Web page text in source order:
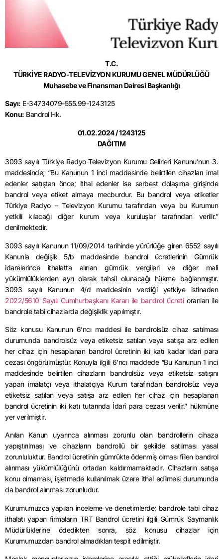
T.C.
TÜRKİYE RADYO-TELEVİZYON KURUMU GENEL MÜDÜRLÜĞÜ
Muhasebe ve Finansman Dairesi Başkanlığı
Sayı: E-34734079-555.99-1243125
Konu: Bandrol Hk.
01.02.2024 / 1243125
DAĞITIM
3093 sayılı Türkiye Radyo-Televizyon Kurumu Gelirleri Kanunu’nun 3.
maddesinde; “Bu Kanunun 1 inci maddesinde belirtilen cihazları imal
edenler satıştan önce; ithal edenler ise serbest dolaşıma girişinde
bandrol veya etiket almaya mecburdur. Bu bandrol veya etiketler
Türkiye Radyo – Televizyon Kurumu tarafından veya bu Kurumun
yetkili kılacağı diğer kurum veya kuruluşlar tarafından verilir.”
denilmektedir.
3093 sayılı Kanunun 11/09/2014 tarihinde yürürlüğe giren 6552 sayılı
Kanunla değişik 5/b maddesinde bandrol ücretlerinin Gümrük
idarelerince ithalatta alınan gümrük vergileri ve diğer mali
yükümlülüklerden ayrı olarak tahsil olunacağı hükme bağlanmıştır.
3093 sayılı Kanunun 4/d maddesinin verdiği yetkiye istinaden
2022/5610 Sayılı Cumhurbaşkanı Kararı ile bandrol ücretioranları ile
bandrole tabi cihazlarda değişiklik yapılmıştır.
Söz konusu Kanunun 6’ncı maddesi ile bandrolsüz cihaz satılması
durumunda bandrolsüz veya etiketsiz satılan veya satışa arz edilen
her cihaz için hesaplanan bandrol ücretinin iki katı kadar idari para
cezası öngörülmüştür. Konuyla ilgili 6’ncı maddede “Bu Kanunun 1 inci
maddesinde belirtilen cihazların bandrolsüz veya etiketsiz satışını
yapan imalatçı veya ithalatçıya Kurum tarafından bandrolsüz veya
etiketsiz satılan veya satışa arz edilen her cihaz için hesaplanan
bandrol ücretinin iki katı tutarında İdarî para cezası verilir.” hükmüne
yer verilmiştir.
Anılan Kanun uyarınca alınması zorunlu olan bandrollerin cihaza
yapıştırılması ve cihazların bandrollü bir şekilde satılması yasal
zorunluluktur. Bandrol ücretinin gümrükte ödenmiş olması fiilen bandrol
alınması yükümlülüğünü ortadan kaldırmamaktadır. Cihazların satışa
konu olmaması, işletmede kullanılmak üzere ithal edilmesi durumunda
da bandrol alınması zorunludur.
Kurumumuzca yapılan inceleme ve denetimlerde; bandrole tabi cihaz
ithalatı yapan firmaların TRT Bandrol ücretini ilgili Gümrük Saymanlık
Müdürlüklerine ödedikten sonra, söz konusu cihazlar için
Kurumumuzdan bandrol almadıkları tespit edilmiştir.